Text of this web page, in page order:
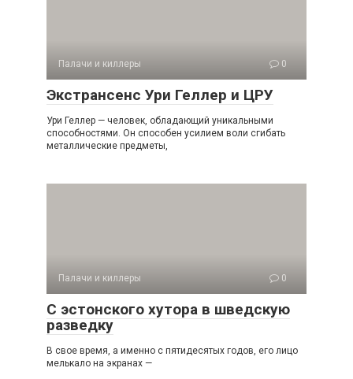
Палачи и киллеры 0
Экстрансенс Ури Геллер и ЦРУ
Ури Геллер — человек, обладающий уникальными
способностями. Он способен усилием воли сгибать
металлические предметы,
Палачи и киллеры 0
С эстонского хутора в шведскую
разведку
В свое время, а именно с пятидесятых годов, его лицо
мелькало на экранах —